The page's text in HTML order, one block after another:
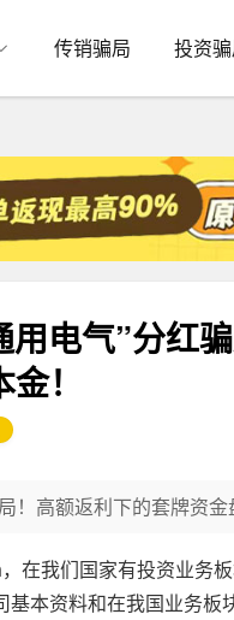
传销骗局 投资
用电气”分红
！
！高额返利下的套牌资
在我们国家有投资业务
本资料和在我国业务板